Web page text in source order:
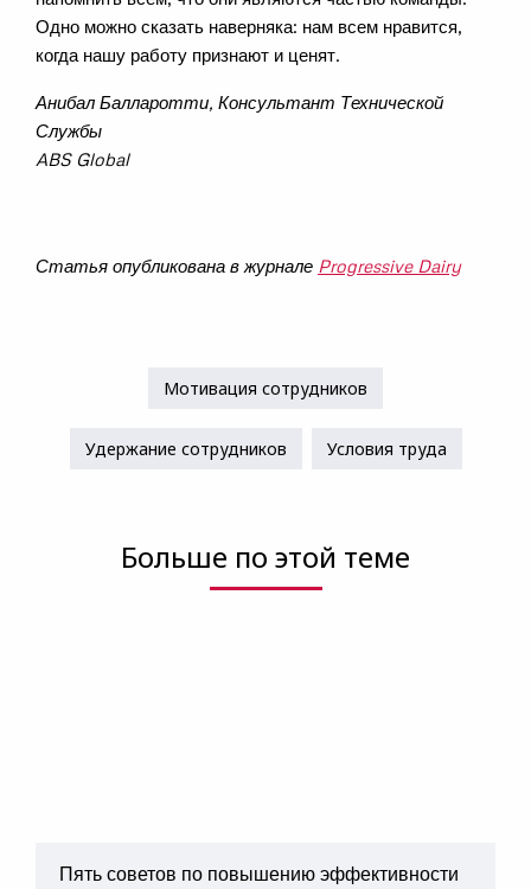
Одно можно сказать наверняка: нам всем нравится,
когда нашу работу признают и ценят.
Анибал Балларотти, Консультант Технической
Службы
ABS Global
Статья опубликована в журнале Progressive Dairy
Мотивация сотрудников
Удержание сотрудников Условия труда
Больше по этой теме
Пять советов по повышению эффективности